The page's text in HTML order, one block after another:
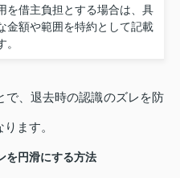
を借主負担とする場合は、具
金額や範囲を特約として記載
。
で、退去時の認識のズレを防
ます。
を円滑にする方法